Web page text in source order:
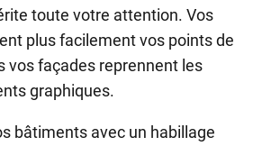
toute votre attention. Vos
plus facilement vos points de
vos façades reprennent les
graphiques.
bâtiments avec un habillage